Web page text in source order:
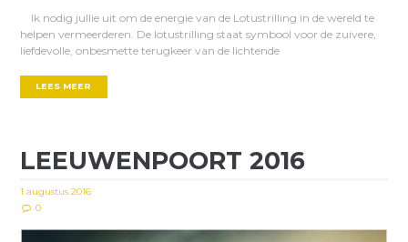
Ik nodig jullie uit om de energie van de Lotustrilling in de wereld te
helpen vermeerderen. De lotustrilling staat symbool voor de zuivere,
liefdevolle, onbesmette terugkeer van de lichtende
LEES MEER
LEEUWENPOORT 2016
1 augustus 2016
0